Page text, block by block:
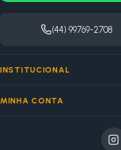
(44) 99769-2708
INSTITUCIONAL
MINHA CONTA